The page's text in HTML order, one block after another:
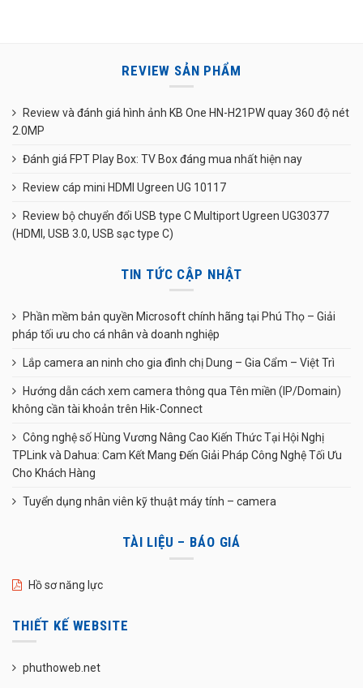
REVIEW SẢN PHẨM
Review và đánh giá hình ảnh KB One HN-H21PW quay 360 độ nét
2.0MP
Đánh giá FPT Play Box: TV Box đáng mua nhất hiện nay
Review cáp mini HDMI Ugreen UG 10117
Review bộ chuyển đổi USB type C Multiport Ugreen UG30377
(HDMI, USB 3.0, USB sạc type C)
TIN TỨC CẬP NHẬT
Phần mềm bản quyền Microsoft chính hãng tại Phú Thọ – Giải
pháp tối ưu cho cá nhân và doanh nghiệp
Lắp camera an ninh cho gia đình chị Dung – Gia Cẩm – Việt Trì
Hướng dẫn cách xem camera thông qua Tên miền (IP/Domain)
không cần tài khoản trên Hik-Connect
Công nghệ số Hùng Vương Nâng Cao Kiến Thức Tại Hội Nghị
TPLink và Dahua: Cam Kết Mang Đến Giải Pháp Công Nghệ Tối Ưu
Cho Khách Hàng
Tuyển dụng nhân viên kỹ thuật máy tính – camera
TÀI LIỆU – BÁO GIÁ
Hồ sơ năng lực
THIẾT KẾ WEBSITE
phuthoweb.net